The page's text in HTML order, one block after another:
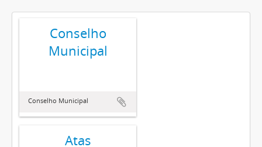
Conselho
Municipal
Conselho Municipal
Atas